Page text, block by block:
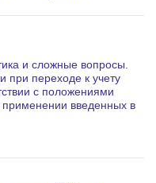
и сложные вопросы.
при переходе к учету
с положениями
введенных в